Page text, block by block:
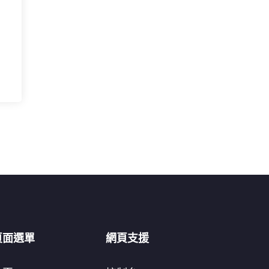
面選單 網頁支援